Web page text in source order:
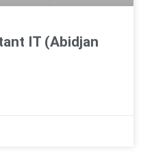
IT (Abidjan